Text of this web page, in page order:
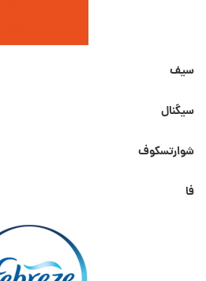
سیف
سیگنال
شوارتسکوف
فا